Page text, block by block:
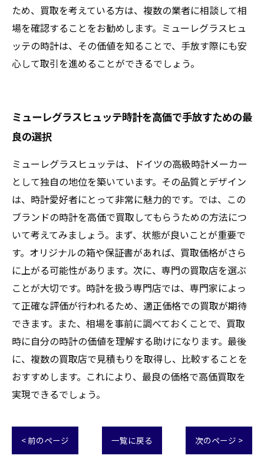
ため、買取を考えている方は、複数の業者に相談して相
場を確認することをお勧めします。ミューレグラスヒュ
ッテの時計は、その価値を知ることで、手放す際にも安
心して取引を進めることができるでしょう。
ミューレグラスヒュッテ時計を高価で手放すための最
良の選択
ミューレグラスヒュッテは、ドイツの高級時計メーカー
として独自の地位を築いています。その品質とデザイン
は、時計愛好者にとって非常に魅力的です。では、この
ブランドの時計を高価で買取してもらうための方法につ
いて考えてみましょう。まず、状態が良いことが重要で
す。オリジナルの箱や保証書があれば、買取価格がさら
に上がる可能性があります。次に、専門の買取店を選ぶ
ことが大切です。時計を扱う専門店では、専門家によっ
て正確な評価が行われるため、適正価格での買取が期待
できます。また、相場を事前に調べておくことで、買取
時に自分の時計の価値を理解する助けになります。最後
に、複数の買取店で見積もりを取得し、比較することを
おすすめします。これにより、最良の価格で高価買取を
実現できるでしょう。
< 前のページ 一覧に戻る 次のページ >